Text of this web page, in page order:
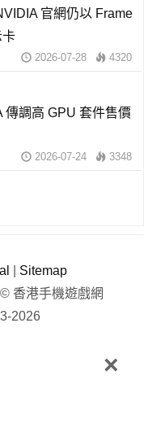
×
官網仍以 Frame
卡
2026-07-28 4320
傳調高 GPU 套件售價
2026-07-24 3348
Sitemap
© 香港手機遊戲網
2026